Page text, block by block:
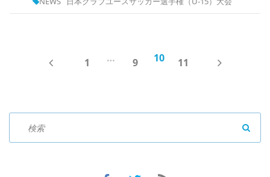
PREV 1 … 9 10 11 NEXT